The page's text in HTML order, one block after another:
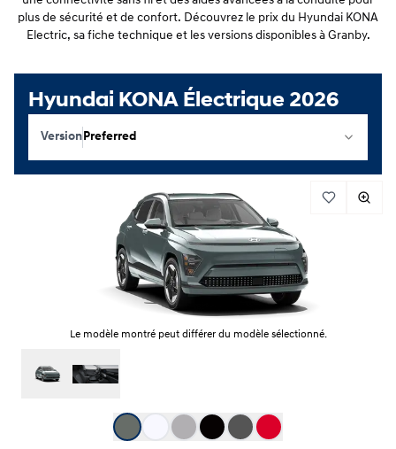
plus de sécurité et de confort. Découvrez le prix du Hyundai KONA
Electric, sa fiche technique et les versions disponibles à Granby.
Hyundai KONA Électrique 2026
VersionPreferred
Le modèle montré peut différer du modèle sélectionné.
Sélection de couleur